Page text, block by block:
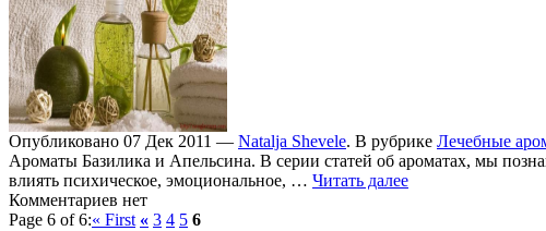
Опубликовано 07 Дек 2011 — Natalja Shevele. В рубрике Лечебные
Ароматы Базилика и Апельсина. В серии статей об ароматах, мы
влиять психическое, эмоциональное, … Читать далее
Комментариев нет
Page 6 of 6:« First « 3 4 5 6